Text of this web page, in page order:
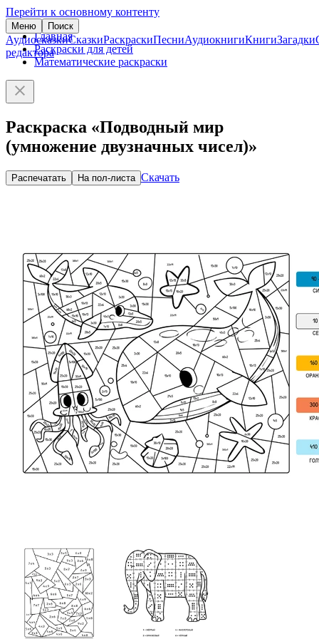
Перейти к основному контенту
Меню Поиск
АудиосказкиСказкиРаскраскиПесниАудиокнигиКнигиЗагадки
редактора
Главная
Раскраски для детей
Математические раскраски
Раскраска «Подводный мир
(умножение двузначных чисел)»
Распечатать На пол-листа Скачать